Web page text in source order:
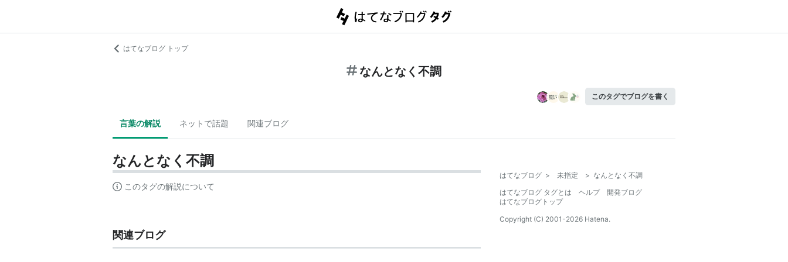
はてなブログ トップ
なんとなく不調
このタグでブログを書く
言葉の解説 ネットで話題 関連ブログ
なんとなく不調
このタグの解説について
関連ブログ
はてなブログ > 未指定 > なんとなく不調
はてなブログ タグとは
ヘルプ
開発ブログ
はてなブログトップ
Copyright (C) 2001-2026 Hatena.